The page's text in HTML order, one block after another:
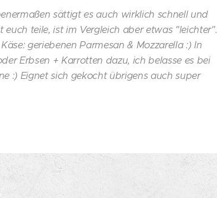
sättigt es auch wirklich schnell und
teile, ist im Vergleich aber etwas "leichter".
geriebenen Parmesan & Mozzarella :) In
Erbsen + Karrotten dazu, ich belasse es bei
:) Eignet sich gekocht übrigens auch super